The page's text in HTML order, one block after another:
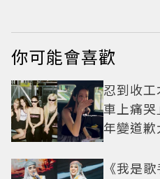
你可能會喜歡
忍到收
車上痛
年變道
《我是